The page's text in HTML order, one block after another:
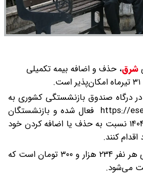
شرق، حذف و اضافه بیمه تکمیلی
درگاه صندوق بازنشستگی کشوری به
نشانی https://eservices.cspf.ir فعال شده و بازنشستگان
می‌توانند تا ۳۱ تیرماه ۱۴۰۴ نسبت به حذف یا اضافه کردن خود
کنند.
سهم سرانه ماهانه برای هر نفر ۲۳۴ هزار و ۳۰۰ تومان است که
می‌شود.